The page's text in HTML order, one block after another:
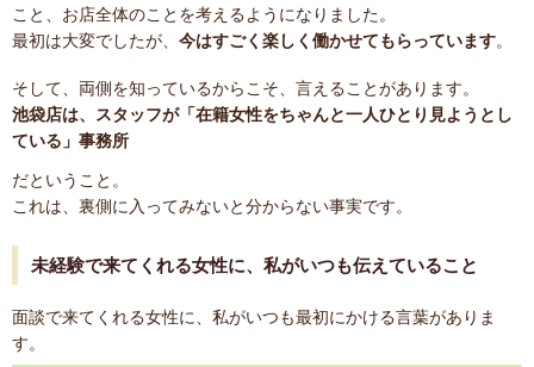
こと、お店全体のことを考えるようになりました。
最初は大変でしたが、 今はすごく楽しく働かせてもらっています。
そして、両側を知っているからこそ、言えることがあります。
池袋店は、スタッフが「在籍女性をちゃんと一人ひとり見ようとし
ている」事務所
だということ。
これは、裏側に入ってみないと分からない事実です。
未経験で来てくれる女性に、私がいつも伝えていること
面談で来てくれる女性に、私がいつも最初にかける言葉がありま
す。